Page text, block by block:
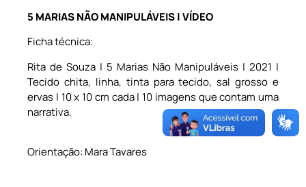
5 MARIAS NÃO MANIPULÁVEIS | VÍDEO
Ficha técnica:
Rita de Souza | 5 Marias Não Manipuláveis | 2021 |
Tecido chita, linha, tinta para tecido, sal grosso e
ervas | 10 x 10 cm cada | 10 imagens que contam uma
narrativa.
Orientação: Mara Tavares